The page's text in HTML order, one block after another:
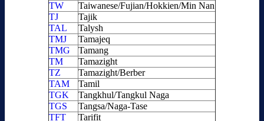
TW
Taiwanese/Fujian/Hokkien/Min Nan
TJ
Tajik
TAL
Talysh
TMJ
Tamajeq
TMG
Tamang
TM
Tamazight
TZ
Tamazight/Berber
TAM
Tamil
TGK
Tangkhul/Tangkul Naga
TGS
Tangsa/Naga-Tase
TFT
Tarifit